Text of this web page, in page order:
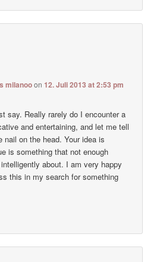
milanooon12. Juli 2013 at 2:53 pm
say. Really rarely do I encounter a
and entertaining, and let me tell
nail on the head. Your idea is
is something that not enough
about. I am very happy
this in my search for something